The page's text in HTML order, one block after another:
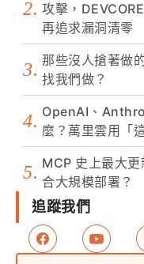
攻擊，
再追求漏洞清零
那些沒人搶著做
找我們做？
OpenAI、
麼？萬里雲用「
MCP 史上最大
合大規模部署？
追蹤我們